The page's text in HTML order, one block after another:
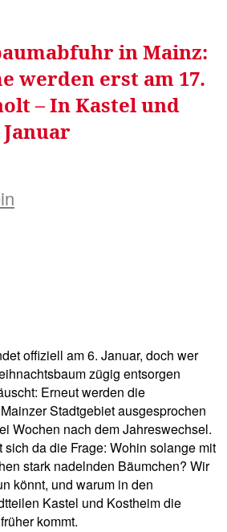
in Mainz:
werden erst am 17.
– In Kastel und
offiziell am 6. Januar, doch wer
zügig entsorgen
Erneut werden die
Stadtgebiet ausgesprochen
Wochen nach dem Jahreswechsel.
da die Frage: Wohin solange mit
stark nadelnden Bäumchen? Wir
könnt, und warum in den
Kastel und Kostheim die
kommt.